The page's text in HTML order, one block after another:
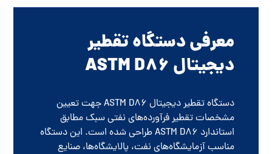
معرفی دستگاه تقطیر
دیجیتال ASTM D86
دستگاه تقطیر دیجیتال ASTM D86 جهت تعیین
مشخصات تقطیر فرآورده‌های نفتی سبک مطابق
استاندارد ASTM D86 طراحی شده است. این دستگاه
مناسب آزمایشگاه‌های نفت، پالایشگاه‌ها، صنایع